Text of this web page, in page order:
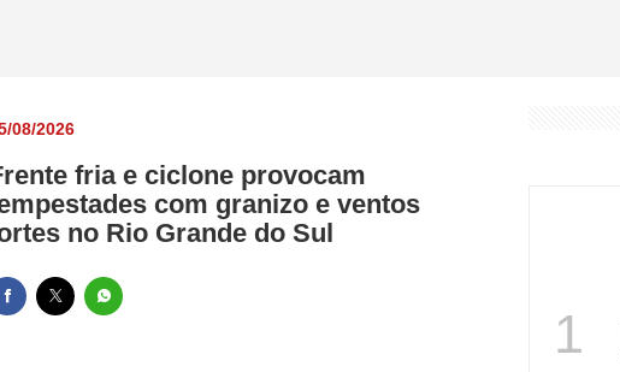
e políticas passam para Secretaria de Assistência Social
clandestina de balões em Nilópolis
08/2026
fria e ciclone provocam
com granizo e ventos
no Rio Grande do Sul
1